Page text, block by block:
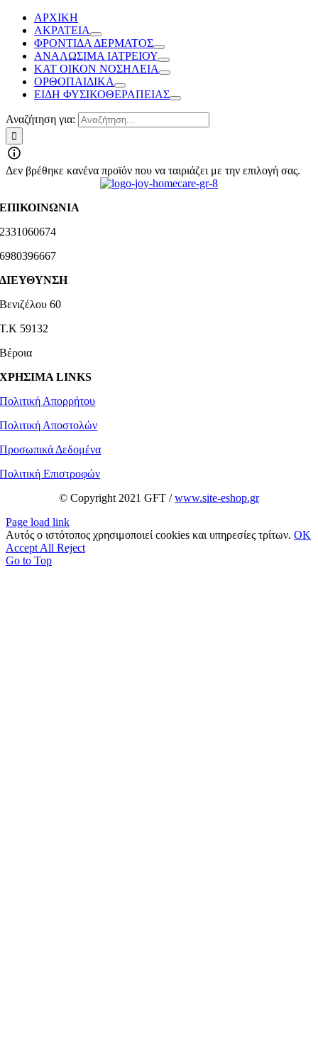
ΑΡΧΙΚΗ
ΑΚΡΑΤΕΙΑ
ΦΡΟΝΤΙΔΑ ΔΕΡΜΑΤΟΣ
ΑΝΑΛΩΣΙΜΑ ΙΑΤΡΕΙΟΥ
ΚΑΤ ΟΙΚΟΝ ΝΟΣΗΛΕΙΑ
ΟΡΘΟΠΑΙΔΙΚΑ
ΕΙΔΗ ΦΥΣΙΚΟΘΕΡΑΠΕΙΑΣ
Αναζήτηση για:
Δεν βρέθηκε κανένα προϊόν που να ταιριάζει με την επιλογή σας.
ΕΠΙΚΟΙΝΩΝΙΑ
2331060674
6980396667
ΔΙΕΥΘΥΝΣΗ
Βενιζέλου 60
Τ.Κ 59132
Βέροια
ΧΡΗΣΙΜΑ LINKS
Πολιτική Απορρήτου
Πολιτική Αποστολών
Προσωπικά Δεδομένα
Πολιτική Επιστροφών
© Copyright 2021 GFT /www.site-eshop.gr
Page load link
Αυτός ο ιστότοπος χρησιμοποιεί cookies και υπηρεσίες τρίτων. OK
Accept All Reject
Go to Top